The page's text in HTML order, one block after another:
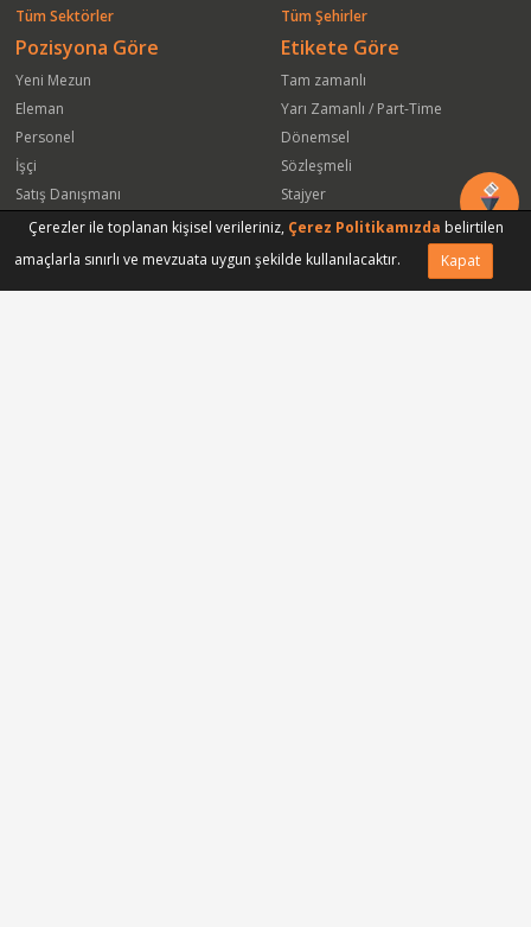
Tüm Sektörler
Tüm Şehirler
Pozisyona Göre
Yeni Mezun
Eleman
Personel
İşçi
Satış Danışmanı
Öğrenci
Satış Elemanı
Etikete Göre
Tam zamanlı
Yarı Zamanlı / Part-Time
Dönemsel
Sözleşmeli
Stajyer
Freelance
Yeni Mezun
Çerezler ile toplanan kişisel verileriniz, Çerez Politikamızda belirtilen
amaçlarla sınırlı ve mevzuata uygun şekilde kullanılacaktır.
Kapat